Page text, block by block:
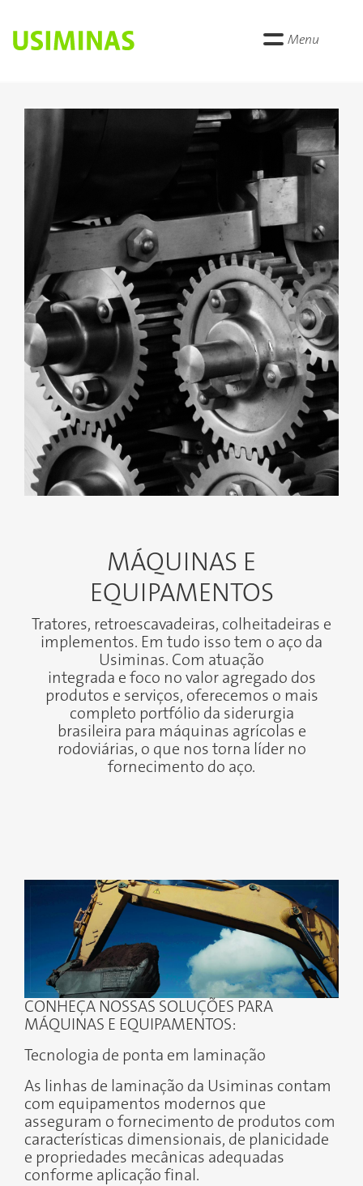
Menu
Anterior
MÁQUINAS E
EQUIPAMENTOS
Tratores, retroescavadeiras, colheitadeiras e
implementos. Em tudo isso tem o aço da
Usiminas. Com atuação
integrada e foco no valor agregado dos
produtos e serviços, oferecemos o mais
completo portfólio da siderurgia
brasileira para máquinas agrícolas e
rodoviárias, o que nos torna líder no
fornecimento do aço.
CONHEÇA NOSSAS SOLUÇÕES PARA
MÁQUINAS E EQUIPAMENTOS:
Tecnologia de ponta em laminação
As linhas de laminação da Usiminas contam
com equipamentos modernos que
asseguram o fornecimento de produtos com
características dimensionais, de planicidade
e propriedades mecânicas adequadas
conforme aplicação final.